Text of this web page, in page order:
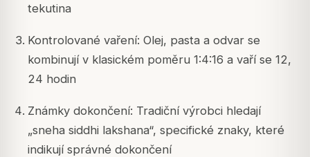
tekutina
Kontrolované vaření: Olej, pasta a odvar se
kombinují v klasickém poměru 1:4:16 a vaří se 12,
24 hodin
Známky dokončení: Tradiční výrobci hledají
„sneha siddhi lakshana“, specifické znaky, které
indikují správné dokončení